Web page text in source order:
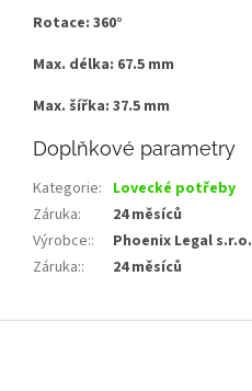
Rotace: 360°
Max. délka: 67.5 mm
Max. šířka: 37.5 mm
Doplňkové parametry
Kategorie: Lovecké potřeby
Záruka:
24 měsíců
Výrobce::
Phoenix Legal s.r.o.
Záruka:: 24 měsíců